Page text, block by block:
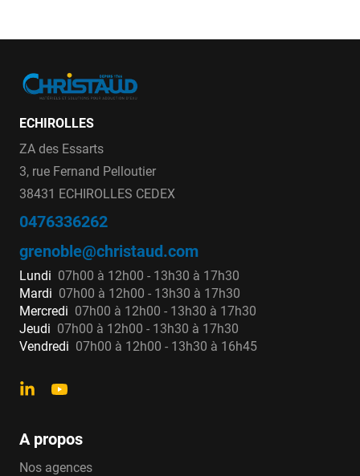
ECHIROLLES
ZA des Essarts
3, rue Fernand Pelloutier
38431 ECHIROLLES CEDEX
0476336262
grenoble@christaud.com
Lundi 07h00 à 12h00 - 13h30 à 17h30
Mardi 07h00 à 12h00 - 13h30 à 17h30
Mercredi 07h00 à 12h00 - 13h30 à 17h30
Jeudi 07h00 à 12h00 - 13h30 à 17h30
Vendredi 07h00 à 12h00 - 13h30 à 16h45
A propos
Nos agences